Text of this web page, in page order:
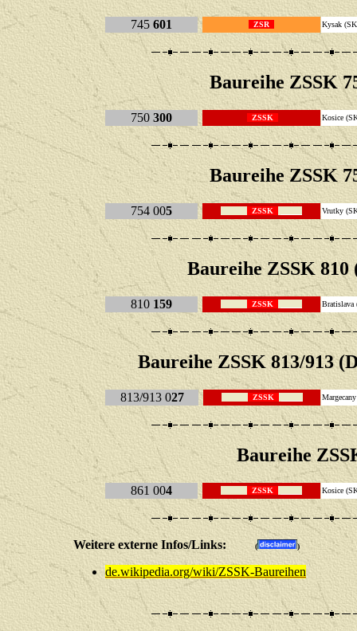
745 601 ZSR Kysak
Baureihe ZSSK
750 300 ZSSK Kosice
Baureihe ZSSK
754 005 ZSSK Vrutky
Baureihe ZSSK 810
810 159 ZSSK
Baureihe ZSSK 813/913
813/913 027 ZSSK
Baureihe
861 004 ZSSK Kosice
Weitere externe Infos/Links: ( )
de.wikipedia.org/wiki/ZSSK-Baureihen